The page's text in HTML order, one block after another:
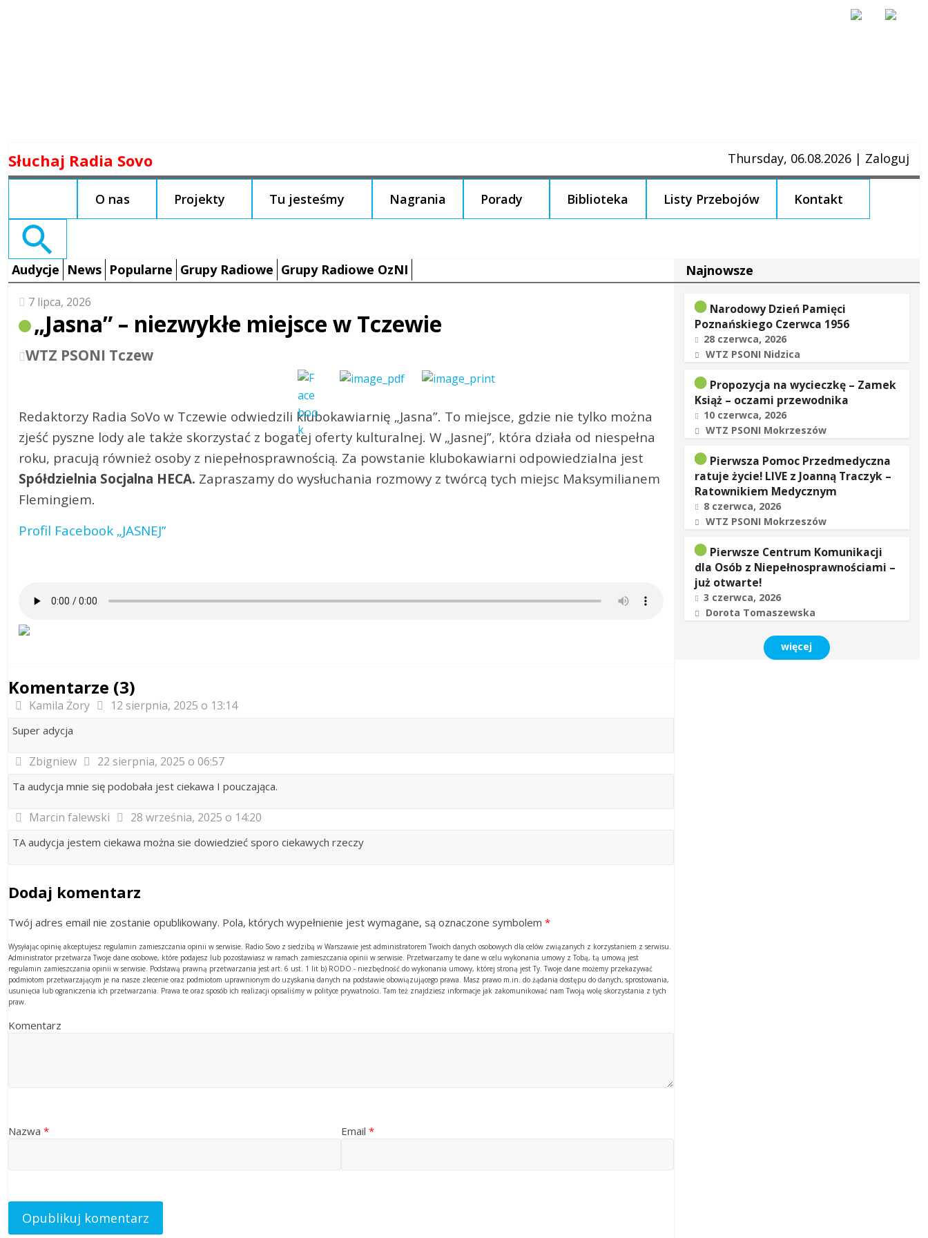
to
Słuchaj Radia Sovo Thursday, 06.08.2026 | Zaloguj
O nas Projekty Tu jesteśmy Nagrania Porady Biblioteka Listy Przebojów Kontakt
Search
Audycje News Popularne Grupy Radiowe Grupy Radiowe OzNI
7 lipca, 2026
„Jasna” – niezwykłe miejsce w Tczewie
WTZ PSONI Tczew
Redaktorzy Radia SoVo w Tczewie odwiedzili klubokawiarnię „Jasna”. To miejsce, gdzie nie tylko można
zjeść pyszne lody ale także skorzystać z bogatej oferty kulturalnej. W „Jasnej”, która działa od niespełna
roku, pracują również osoby z niepełnosprawnością. Za powstanie klubokawiarni odpowiedzialna jest
Spółdzielnia Socjalna HECA. Zapraszamy do wysłuchania rozmowy z twórcą tych miejsc Maksymilianem
Flemingiem.
Profil Facebook „JASNEJ”
Komentarze (3)
Kamila Żory 12 sierpnia, 2025 o 13:14
Super adycja
Zbigniew 22 sierpnia, 2025 o 06:57
Ta audycja mnie się podobała jest ciekawa I pouczająca.
Marcin falewski 28 września, 2025 o 14:20
TA audycja jestem ciekawa można sie dowiedzieć sporo ciekawych rzeczy
Dodaj komentarz
Twój adres email nie zostanie opublikowany. Pola, których wypełnienie jest wymagane, są oznaczone symbolem *
Wysyłając opinię akceptujesz regulamin zamieszczania opinii w serwisie. Radio Sovo z siedzibą w Warszawie jest administratorem Twoich danych osobowych dla celów związanych z korzystaniem z serwisu.
Administrator przetwarza Twoje dane osobowe, które podajesz lub pozostawiasz w ramach zamieszczania opinii w serwisie. Przetwarzamy te dane w celu wykonania umowy z Tobą, tą umową jest
regulamin zamieszczania opinii w serwisie. Podstawą prawną przetwarzania jest art. 6 ust. 1 lit b) RODO - niezbędność do wykonania umowy, której stroną jest Ty. Twoje dane możemy przekazywać
podmiotom przetwarzającym je na nasze zlecenie oraz podmiotom uprawnionym do uzyskania danych na podstawie obowiązującego prawa. Masz prawo m.in. do żądania dostępu do danych, sprostowania,
usunięcia lub ograniczenia ich przetwarzania. Prawa te oraz sposób ich realizacji opisaliśmy w polityce prywatności. Tam też znajdziesz informacje jak zakomunikować nam Twoją wolę skorzystania z tych
praw.
Komentarz
Nazwa * Email *
Najnowsze
Narodowy Dzień Pamięci
Poznańskiego Czerwca 1956
28 czerwca, 2026
WTZ PSONI Nidzica
Propozycja na wycieczkę – Zamek
Książ – oczami przewodnika
10 czerwca, 2026
WTZ PSONI Mokrzeszów
Pierwsza Pomoc Przedmedyczna
ratuje życie! LIVE z Joanną Traczyk –
Ratownikiem Medycznym
8 czerwca, 2026
WTZ PSONI Mokrzeszów
Pierwsze Centrum Komunikacji
dla Osób z Niepełnosprawnościami –
już otwarte!
3 czerwca, 2026
Dorota Tomaszewska
więcej